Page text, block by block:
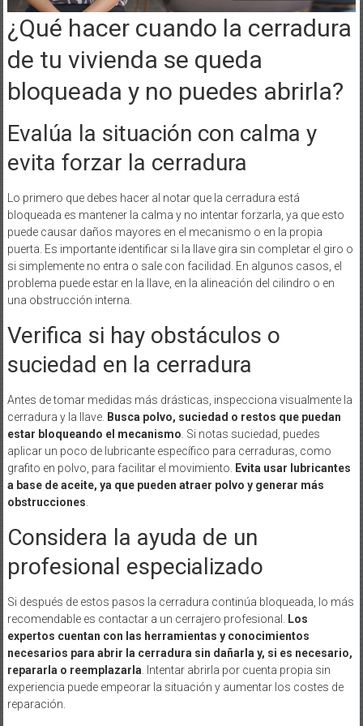
¿Qué hacer cuando la cerradura
de tu vivienda se queda
bloqueada y no puedes abrirla?
Evalúa la situación con calma y
evita forzar la cerradura
Lo primero que debes hacer al notar que la cerradura está
bloqueada es mantener la calma y no intentar forzarla, ya que esto
puede causar daños mayores en el mecanismo o en la propia
puerta. Es importante identificar si la llave gira sin completar el giro o
si simplemente no entra o sale con facilidad. En algunos casos, el
problema puede estar en la llave, en la alineación del cilindro o en
una obstrucción interna.
Verifica si hay obstáculos o
suciedad en la cerradura
Antes de tomar medidas más drásticas, inspecciona visualmente la
cerradura y la llave. Busca polvo, suciedad o restos que puedan
estar bloqueando el mecanismo. Si notas suciedad, puedes
aplicar un poco de lubricante específico para cerraduras, como
grafito en polvo, para facilitar el movimiento. Evita usar lubricantes
a base de aceite, ya que pueden atraer polvo y generar más
obstrucciones.
Considera la ayuda de un
profesional especializado
Si después de estos pasos la cerradura continúa bloqueada, lo más
recomendable es contactar a un cerrajero profesional. Los
expertos cuentan con las herramientas y conocimientos
necesarios para abrir la cerradura sin dañarla y, si es necesario,
repararla o reemplazarla. Intentar abrirla por cuenta propia sin
experiencia puede empeorar la situación y aumentar los costes de
reparación.